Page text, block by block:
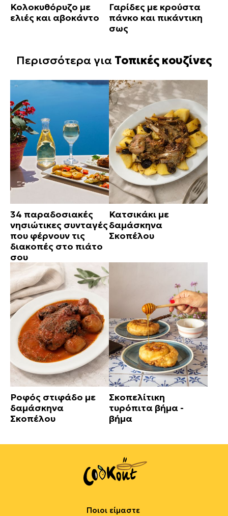
Κολοκυθόρυζο με
ελιές και αβοκάντο
Γαρίδες με κρούστα
πάνκο και πικάντικη
σως
Περισσότερα για Τοπικές κουζίνες
34 παραδοσιακές
νησιώτικες συνταγές
που φέρνουν τις
διακοπές στο πιάτο
σου
Κατσικάκι με
δαμάσκηνα
Σκοπέλου
Ροφός στιφάδο με
δαμάσκηνα
Σκοπέλου
Σκοπελίτικη
τυρόπιτα βήμα -
βήμα
Ποιοι είμαστε